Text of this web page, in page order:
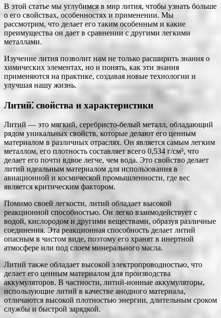
В этой статье мы углубимся в мир лития, чтобы узнать больше
о его свойствах, особенностях и применении. Мы
рассмотрим, что делает его таким особенным и какие
преимущества он дает в сравнении с другими легкими
металлами.
Изучение лития позволит нам не только расширить знания о
химических элементах, но и понять, как эти знания
применяются на практике, создавая новые технологии и
улучшая нашу жизнь.
Литий⁚ свойства и характеристики
Литий ― это мягкий, серебристо-белый металл, обладающий
рядом уникальных свойств, которые делают его ценным
материалом в различных отраслях. Он является самым легким
металлом, его плотность составляет всего 0,534 г/см³, что
делает его почти вдвое легче, чем вода. Это свойство делает
литий идеальным материалом для использования в
авиационной и космической промышленности, где вес
является критическим фактором.
Помимо своей легкости, литий обладает высокой
реакционной способностью. Он легко взаимодействует с
водой, кислородом и другими веществами, образуя различные
соединения. Эта реакционная способность делает литий
опасным в чистом виде, поэтому его хранят в инертной
атмосфере или под слоем минерального масла.
Литий также обладает высокой электропроводностью, что
делает его ценным материалом для производства
аккумуляторов. В частности, литий-ионные аккумуляторы,
использующие литий в качестве анодного материала,
отличаются высокой плотностью энергии, длительным сроком
службы и быстрой зарядкой.